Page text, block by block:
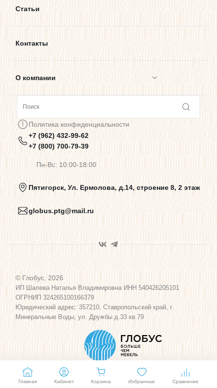
Статьи
Контакты
О компании
Предупреждения о цветопередаче
Политика конфиденциальности
Пользовательское соглашение
Программа лояльности
Карта сайта
Политика конфиденциальности
+7 (962) 432-99-62
+7 (800) 700-79-39
Пн-Вс: 10:00-18:00
Пятигорск, Ул. Ермолова, д.14, строение 8, 2 этаж
globus.ptg@mail.ru
© Глобус, 2026
ИП Шалева Наталья Владимировна ИНН 540426205101
ОГРНИП 324265100166379
Юридический адрес: 357210, Ставропольский край, г.
Минеральные Воды, ул. Дружбы д.33 кв.79
Главная Кабинет Корзина Избранные Сравнение